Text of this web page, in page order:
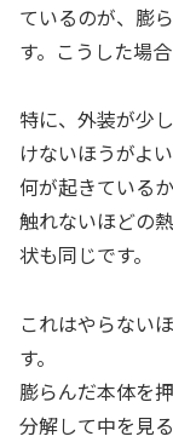
ているのが、膨
す。こうした場
特に、外装が少
けないほうがよ
何が起きている
触れないほどの
状も同じです。
これはやらない
す。
膨らんだ本体を
分解して中を見る